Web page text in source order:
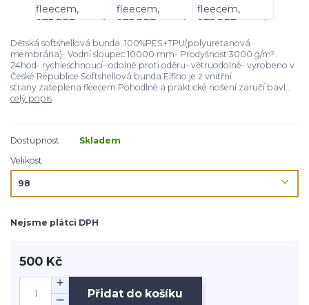
Dětská softshellová bunda. 100%PES+TPU(polyuretanová
membrána)- Vodní sloupec:10000 mm- Prodyšnost:3000 g/m²
24hod- rychleschnoucí- odolné proti oděru- větruodolné- vyrobeno v
České Republice Softshellová bunda Elfino je z vnitřní
strany zateplena fleecem.Pohodlné a praktické nošení zaručí bavl...
celý popis
Dostupnost
Skladem
Velikost
Nejsme plátci DPH
500 Kč
Přidat do košíku